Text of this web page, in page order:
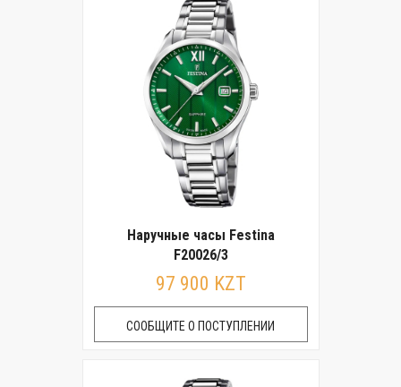
Наручные часы Festina
F20026/3
97 900 KZT
СООБЩИТЕ О ПОСТУПЛЕНИИ